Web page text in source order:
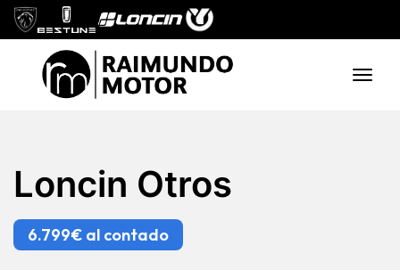
Loncin Otros
6.799€ al contado